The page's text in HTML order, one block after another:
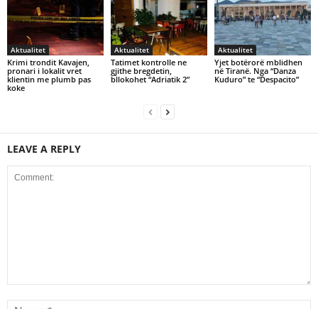
Aktualitet
Krimi trondit Kavajen,
pronari i lokalit vret
klientin me plumb pas
koke
Aktualitet
Tatimet kontrolle ne
gjithe bregdetin,
bllokohet “Adriatik 2”
Aktualitet
Yjet botërorë mblidhen
në Tiranë. Nga “Danza
Kuduro” te “Despacito”
LEAVE A REPLY